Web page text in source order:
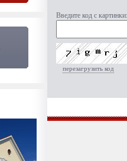
Введите код с картинки:
перезагрузить код